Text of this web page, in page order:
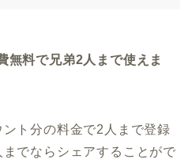
無料で兄弟2人まで使えま
ント分の料金で2人まで登録
でならシェアすることがで